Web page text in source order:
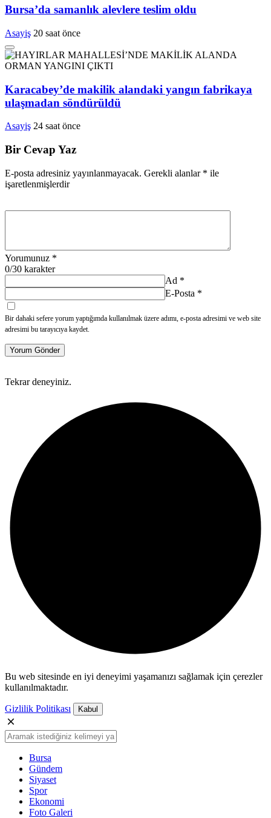
Bursa’da samanlık alevlere teslim oldu
Asayiş 20 saat önce
Karacabey’de makilik alandaki yangın fabrikaya
ulaşmadan söndürüldü
Asayiş 24 saat önce
Bir Cevap Yaz
E-posta adresiniz yayınlanmayacak. Gerekli alanlar * ile
işaretlenmişlerdir
Yorumunuz *
0/30 karakter
Ad *
E-Posta *
Bir dahaki sefere yorum yaptığımda kullanılmak üzere adımı, e-posta adresimi ve web site
adresimi bu tarayıcıya kaydet.
Yorum Gönder
Tekrar deneyiniz.
Bu web sitesinde en iyi deneyimi yaşamanızı sağlamak için çerezler
kullanılmaktadır.
Gizlilik Politikası Kabul
Bursa
Gündem
Siyaset
Spor
Ekonomi
Foto Galeri